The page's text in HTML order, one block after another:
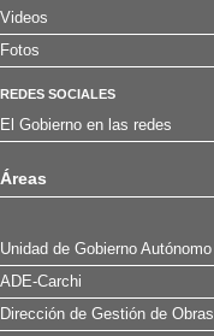
Videos
Fotos
REDES SOCIALES
El Gobierno en las redes
Áreas
Unidad de Gobierno Autónomo
ADE-Carchi
Dirección de Gestión de